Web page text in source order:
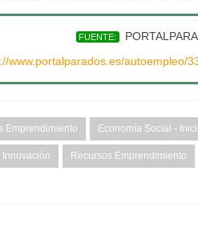
FUENTE:
www.portalparados.es/autoempleo/
Emprendimiento Economía Social -
Innovación Recursos Emprendimiento